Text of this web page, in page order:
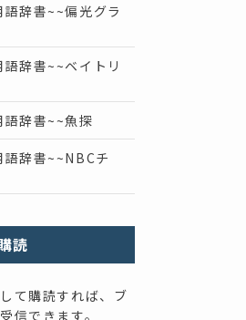
辞書~~偏光グラ
辞書~~ベイトリ
語辞書~~魚探
辞書~~NBCチ
読
て購読すれば、ブ
信できます。